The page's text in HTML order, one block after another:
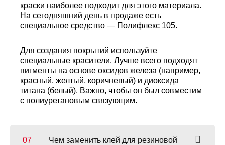
краски наиболее подходит для этого материала.
На сегодняшний день в продаже есть
специальное средство — Полифлекс 105.
Для создания покрытий используйте
специальные красители. Лучше всего подходят
пигменты на основе оксидов железа (например,
красный, желтый, коричневый) и диоксида
титана (белый). Важно, чтобы он был совместим
с полиуретановым связующим.
Чем заменить клей для резиновой